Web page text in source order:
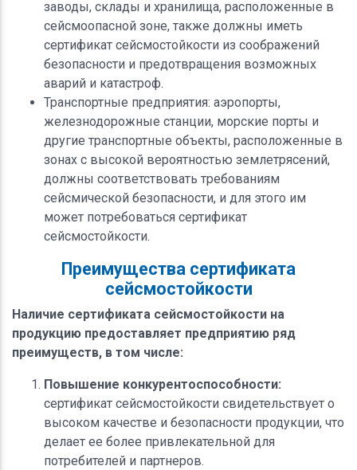
заводы, склады и хранилища, расположенные в
сейсмоопасной зоне, также должны иметь
сертификат сейсмостойкости из соображений
безопасности и предотвращения возможных
аварий и катастроф.
Транспортные предприятия: аэропорты,
железнодорожные станции, морские порты и
другие транспортные объекты, расположенные в
зонах с высокой вероятностью землетрясений,
должны соответствовать требованиям
сейсмической безопасности, и для этого им
может потребоваться сертификат
сейсмостойкости.
Преимущества сертификата
сейсмостойкости
Наличие сертификата сейсмостойкости на
продукцию предоставляет предприятию ряд
преимуществ, в том числе:
Повышение конкурентоспособности:
сертификат сейсмостойкости свидетельствует о
высоком качестве и безопасности продукции, что
делает ее более привлекательной для
потребителей и партнеров.